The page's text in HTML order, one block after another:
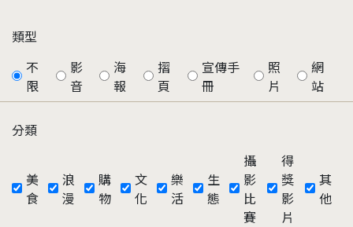
類型
不
限
影
音
海
報
摺
頁
宣傳手
冊
照
片
網
站
分類
美
食
浪
漫
購
物
文
化
樂
活
生
態
攝
影
比
賽
得
獎
影
片
其
他